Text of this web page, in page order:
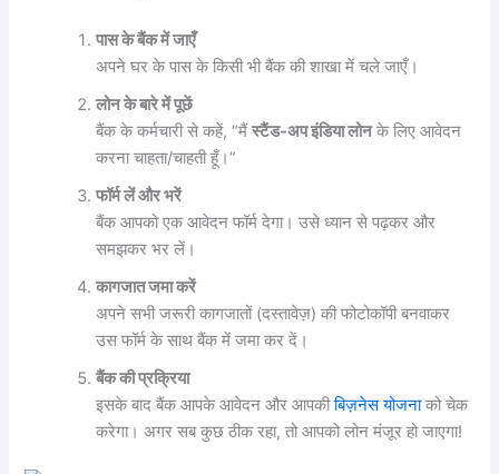
पासकेबैंकमेंजाएँ
अपने घर के पास के किसी भी बैंक की शाखा में चले जाएँ।
लोनकेबारेमेंपूछें
बैंक के कर्मचारी से कहें, “मैंस्टैंड-अपइंडियालोनके लिए आवेदन
करना चाहता/चाहती हूँ।”
फॉर्मलेंऔरभरें
बैंक आपको एक आवेदन फॉर्म देगा। उसे ध्यान से पढ़कर और
समझकर भर लें।
कागजातजमाकरें
अपने सभी जरूरी कागजातों (दस्तावेज़) की फोटोकॉपी बनवाकर
उस फॉर्म के साथ बैंक में जमा कर दें।
बैंककीप्रक्रिया
इसके बाद बैंक आपके आवेदन और आपकीबिज़नेस योजनाको चेक
करेगा। अगर सब कुछ ठीक रहा, तो आपको लोन मंजूर हो जाएगा!